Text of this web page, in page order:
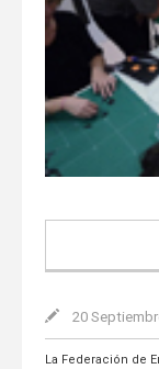
20
La Federación de